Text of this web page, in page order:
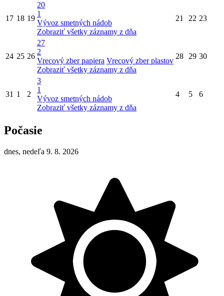
17 18 19
20
1
Vývoz smetných nádob
Zobraziť všetky záznamy z dňa
21 22 23
24 25 26
27
2
Vrecový zber papiera Vrecový zber plastov
Zobraziť všetky záznamy z dňa
28 29 30
31 1 2
3
1
Vývoz smetných nádob
Zobraziť všetky záznamy z dňa
4 5 6
Počasie
dnes, nedeľa 9. 8. 2026